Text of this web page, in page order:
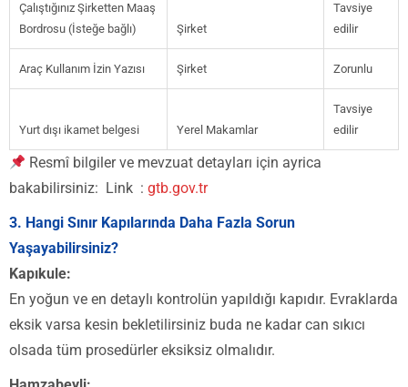
Çalıştığınız Şirketten Maaş
Bordrosu (İsteğe bağlı)
Şirket
Tavsiye
edilir
Araç Kullanım İzin Yazısı Şirket Zorunlu
Yurt dışı ikamet belgesi Yerel Makamlar
Tavsiye
edilir
Resmî bilgiler ve mevzuat detayları için ayrica
bakabilirsiniz: Link : gtb.gov.tr
3. Hangi Sınır Kapılarında Daha Fazla Sorun
Yaşayabilirsiniz?
Kapıkule:
En yoğun ve en detaylı kontrolün yapıldığı kapıdır. Evraklarda
eksik varsa kesin bekletilirsiniz buda ne kadar can sıkıcı
olsada tüm prosedürler eksiksiz olmalıdır.